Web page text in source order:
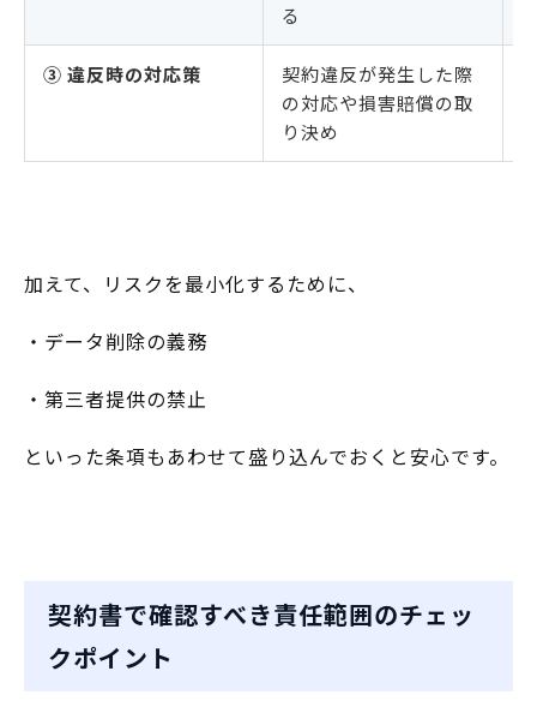
る
③ 違反時の対応策
契約違反が発生した際
の対応や損害賠償の取
り決め
加えて、リスクを最小化するために、
・データ削除の義務
・第三者提供の禁止
といった条項もあわせて盛り込んでおくと安心です。
契約書で確認すべき責任範囲のチェッ
クポイント